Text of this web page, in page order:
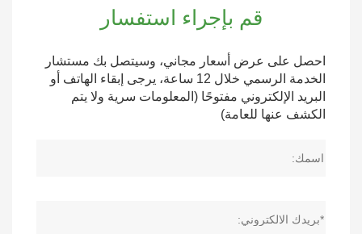
قم بإجراء استفسار
احصل على عرض أسعار مجاني، وسيتصل بك مستشار
الخدمة الرسمي خلال 12 ساعة، يرجى إبقاء الهاتف أو
البريد الإلكتروني مفتوحًا (المعلومات سرية ولا يتم
الكشف عنها للعامة)